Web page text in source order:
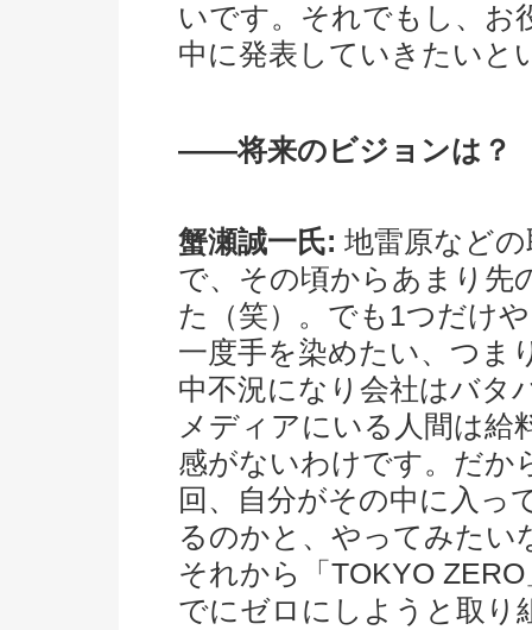
いです。それでもし、お
中に発表していきたいと
――将来のビジョンは？
蟹瀬誠一氏: 地雷原など
で、その頃からあまり先
た（笑）。でも1つだけ
一度手を染めたい、つま
中不況になり会社はバタ
メディアにいる人間は給
感がないわけです。だか
回、自分がその中に入っ
るのかと、やってみたい
それから「TOKYO
でにゼロにしようと取り